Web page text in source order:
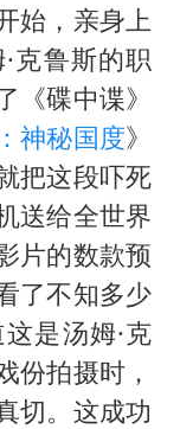
始，亲身上
克鲁斯的职
《碟中谍》
神秘国度》
把这段吓死
送给全世界
片的数款预
了不知多少
是汤姆·克
份拍摄时，
切。这成功